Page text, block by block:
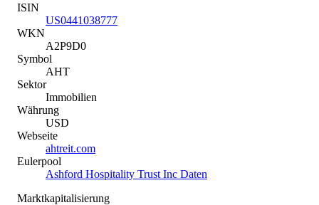
ISIN
US0441038777
WKN
A2P9D0
Symbol
AHT
Sektor
Immobilien
Währung
USD
Webseite
ahtreit.com
Eulerpool
Ashford Hospitality Trust Inc Daten
Marktkapitalisierung